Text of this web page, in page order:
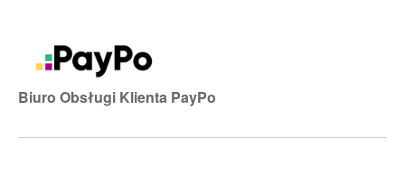
Biuro Obsługi Klienta PayPo